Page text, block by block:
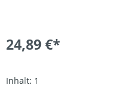
24,89 €*
Inhalt: 1